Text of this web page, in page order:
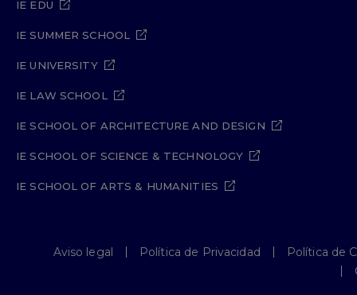
IE EDU
IE SUMMER SCHOOL
IE UNIVERSITY
IE LAW SCHOOL
IE SCHOOL OF ARCHITECTURE AND DESIGN
IE SCHOOL OF SCIENCE & TECHNOLOGY
IE SCHOOL OF ARTS & HUMANITIES
Aviso legal Política de Privacidad
Política de